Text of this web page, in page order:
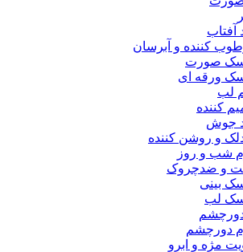
آفتاب
کننده و آبرسان
صورت
ورقه ای
لب
کننده
جوش
و روشن کننده
شب و روز
و ضدچروک
بینی
لب
دورچشم
مژه و ابرو